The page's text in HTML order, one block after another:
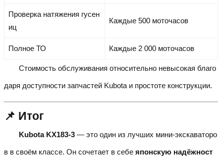
Проверка натяжения гусен
иц
Каждые 500 моточасов
Полное ТО Каждые 2 000 моточасов
Стоимость обслуживания относительно невысокая благо
даря доступности запчастей Kubota и простоте конструкции.
📌 Итог
Kubota KX183-3 — это один из лучших мини-экскаваторо
в в своём классе. Он сочетает в себе японскую надёжност